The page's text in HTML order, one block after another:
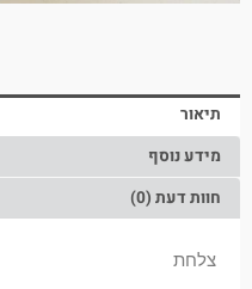
תיאור
מידע נוסף
חוות דעת (0)
צלחת